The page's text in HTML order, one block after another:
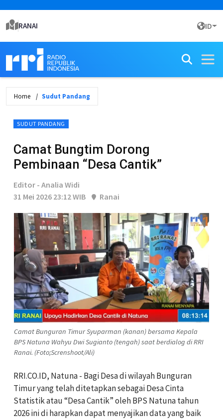
RANAI ID
Home Sudut Pandang
SUDUT PANDANG
Camat Bungtim Dorong
Pembinaan “Desa Cantik”
Editor - Analia Widi
31 Mei 2026 23:12 WIB
Ranai
Camat Bunguran Timur Syuparman (kanan) bersama Kepala
BPS Natuna Wahyu Dwi Sugianto (tengah) saat berdialog di RRI
Ranai. (Foto;Screnshoot/Ali)
RRI.CO.ID, Natuna - Bagi Desa di wilayah Bunguran
Timur yang telah ditetapkan sebagai Desa Cinta
Statistik atau “Desa Cantik” oleh BPS Natuna tahun
2026 ini di harapkan dapat menyajikan data yang baik